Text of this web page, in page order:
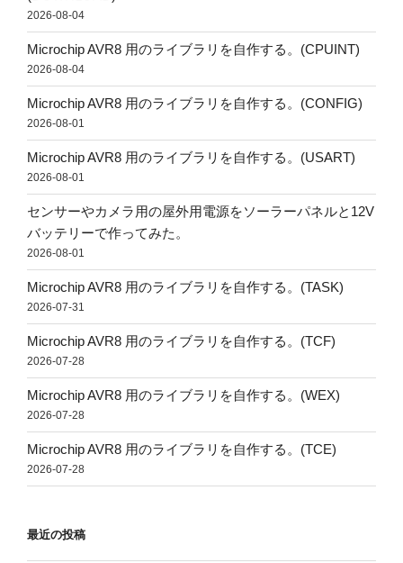
2026-08-04
Microchip AVR8 用のライブラリを自作する。(CPUINT)
2026-08-04
Microchip AVR8 用のライブラリを自作する。(CONFIG)
2026-08-01
Microchip AVR8 用のライブラリを自作する。(USART)
2026-08-01
センサーやカメラ用の屋外用電源をソーラーパネルと12V
バッテリーで作ってみた。
2026-08-01
Microchip AVR8 用のライブラリを自作する。(TASK)
2026-07-31
Microchip AVR8 用のライブラリを自作する。(TCF)
2026-07-28
Microchip AVR8 用のライブラリを自作する。(WEX)
2026-07-28
Microchip AVR8 用のライブラリを自作する。(TCE)
2026-07-28
最近の投稿